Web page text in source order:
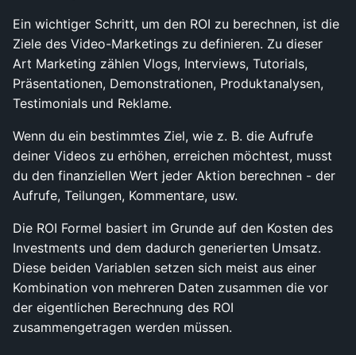
Ein wichtiger Schritt, um den ROI zu berechnen, ist die
Ziele des Video-Marketings zu definieren. Zu dieser
Art Marketing zählen Vlogs, Interviews, Tutorials,
Präsentationen, Demonstrationen, Produktanalysen,
Testimonials und Reklame.
Wenn du ein bestimmtes Ziel, wie z. B. die Aufrufe
deiner Videos zu erhöhen, erreichen möchtest, musst
du den finanziellen Wert jeder Aktion berechnen - der
Aufrufe, Teilungen, Kommentare, usw.
Die ROI Formel basiert im Grunde auf den Kosten des
Investments und dem dadurch generierten Umsatz.
Diese beiden Variablen setzen sich meist aus einer
Kombination von mehreren Daten zusammen die vor
der eigentlichen Berechnung des ROI
zusammengetragen werden müssen.